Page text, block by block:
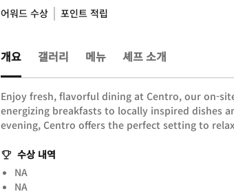
어워드 수상 포인트 적립
개요 갤러리 메뉴 셰프 소개
Enjoy fresh, flavorful dining at Centro, our on-
energizing breakfasts to locally inspired dishes
evening, Centro offers the perfect setting to
수상 내역
NA
NA